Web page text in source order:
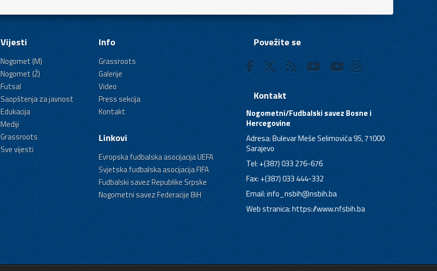
Vijesti
Nogomet (M)
Nogomet (Ž)
Futsal
Saopštenja za javnost
Edukacija
Mediji
Grassroots
Sve vijesti
Info
Grassroots
Galerije
Video
Press sekcija
Kontakt
Linkovi
Evropska fudbalska asocijacija UEFA
Svjetska fudbalska asocijacija FIFA
Fudbalski savez Republike Srpske
Nogometni savez Federacije BiH
Povežite se
Kontakt
Nogometni/Fudbalski savez Bosne i
Hercegovine
Adresa: Bulevar Meše Selimovića 95, 71000
Sarajevo
Tel: +(387) 033 276-676
Fax: +(387) 033 444-332
Email:info_nsbih@nsbih.ba
Web stranica: https://www.nfsbih.ba